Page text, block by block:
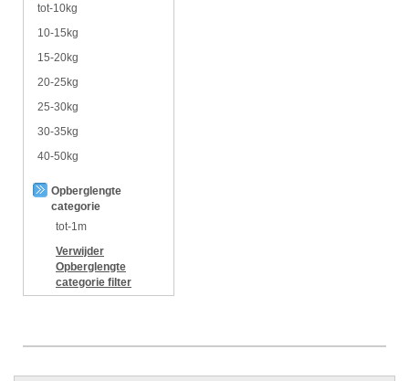
tot-10kg
10-15kg
15-20kg
20-25kg
25-30kg
30-35kg
40-50kg
Opberglengte
categorie
tot-1m
Verwijder
Opberglengte
categorie filter